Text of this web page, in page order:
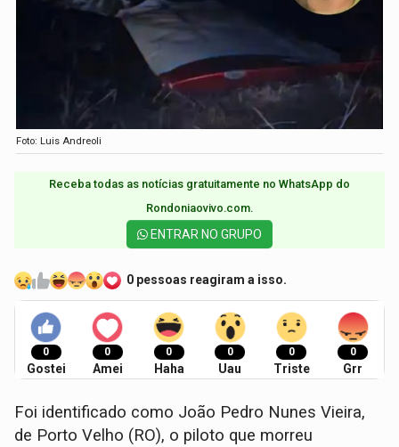
Foto: Luis Andreoli
Receba todas as notícias gratuitamente no WhatsApp do
Rondoniaovivo.com.​
ENTRAR NO GRUPO
0 pessoas reagiram a isso.
0
Gostei
0
Amei
0
Haha
0
Uau
0
Triste
0
Grr
Foi identificado como João Pedro Nunes Vieira,
de Porto Velho (RO), o piloto que morreu